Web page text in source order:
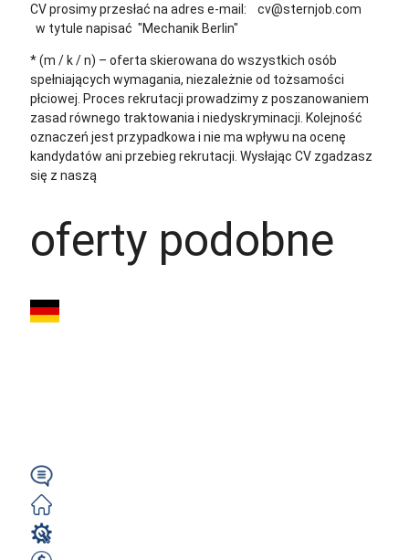
CV prosimy przesłać na adres e-mail: cv@sternjob.com
w tytule napisać "Mechanik Berlin"
* (m / k / n) – oferta skierowana do wszystkich osób
spełniających wymagania, niezależnie od tożsamości
płciowej. Proces rekrutacji prowadzimy z poszanowaniem
zasad równego traktowania i niedyskryminacji. Kolejność
oznaczeń jest przypadkowa i nie ma wpływu na ocenę
kandydatów ani przebieg rekrutacji. Wysłając CV zgadzasz
się z naszą
oferty podobne
Monter / Mechanik